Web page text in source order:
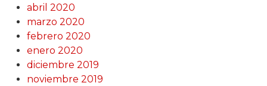
abril 2020
marzo 2020
febrero 2020
enero 2020
diciembre 2019
noviembre 2019